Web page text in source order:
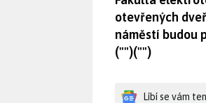
otevřených
náměstí budou
("")("")
Líbí se vám